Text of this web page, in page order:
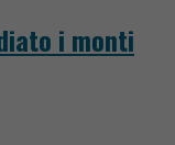
i monti